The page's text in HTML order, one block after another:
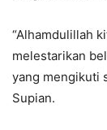
“Alhamdulillah
melestarikan
yang mengikuti
Supian.